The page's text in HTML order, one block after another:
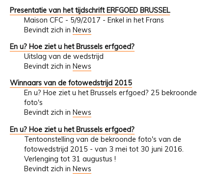
Presentatie van het tijdschrift ERFGOED BRUSSEL
Maison CFC - 5/9/2017 - Enkel in het Frans
Bevindt zich in News
En u? Hoe ziet u het Brussels erfgoed?
Uitslag van de wedstrijd
Bevindt zich in News
Winnaars van de fotowedstrijd 2015
En u? Hoe ziet u het Brussels erfgoed? 25 bekroonde
foto's
Bevindt zich in News
En u? Hoe ziet u het Brussels erfgoed?
Tentoonstelling van de bekroonde foto's van de
fotowedstrijd 2015 - van 3 mei tot 30 juni 2016.
Verlenging tot 31 augustus !
Bevindt zich in News